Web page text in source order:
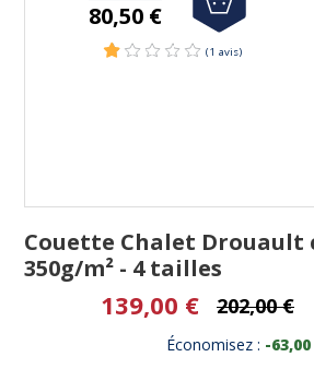
80,50 €
Couette Chalet Drouault
350g/m² - 4 tailles
139,00 € 202,00 €
Économisez : -